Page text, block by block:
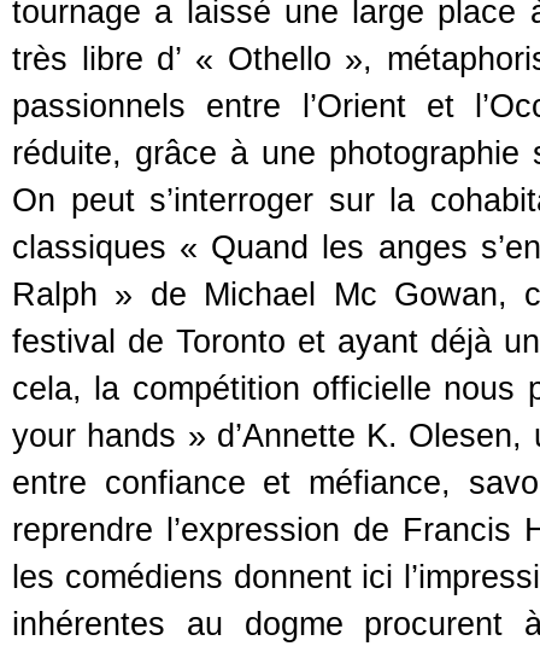
tournage a laissé une large place
très libre d’ « Othello »,
passionnels entre l’Orient et
réduite, grâce à une
On peut s’interroger sur la
classiques « Quand les anges
Ralph » de Michael Mc Gowan,
festival de Toronto et ayant déjà
cela, la compétition officielle nous
your hands » d’Annette K.
entre confiance et méfiance,
reprendre l’expression de
les comédiens donnent ici
inhérentes au dogme